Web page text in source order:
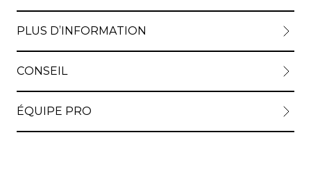
PLUS D’INFORMATION
CONSEIL
ÉQUIPE PRO